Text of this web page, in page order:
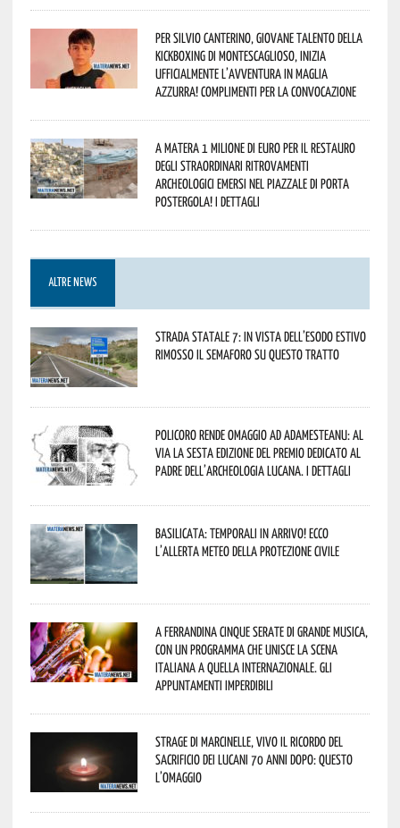
Per Silvio Canterino, giovane talento della
kickboxing di Montescaglioso, inizia
ufficialmente l’avventura in maglia
azzurra! Complimenti per la convocazione
A Matera 1 milione di euro per il restauro
degli straordinari ritrovamenti
archeologici emersi nel piazzale di Porta
Postergola! I dettagli
ALTRE NEWS
Strada statale 7: in vista dell’esodo estivo
rimosso il semaforo su questo tratto
Policoro rende omaggio ad Adamesteanu: al
via la sesta edizione del Premio dedicato al
padre dell’archeologia lucana. I dettagli
Basilicata: temporali in arrivo! Ecco
l’allerta meteo della Protezione civile
A Ferrandina cinque serate di grande musica,
con un programma che unisce la scena
italiana a quella internazionale. Gli
appuntamenti imperdibili
Strage di Marcinelle, vivo il ricordo del
sacrificio dei lucani 70 anni dopo: questo
l’omaggio